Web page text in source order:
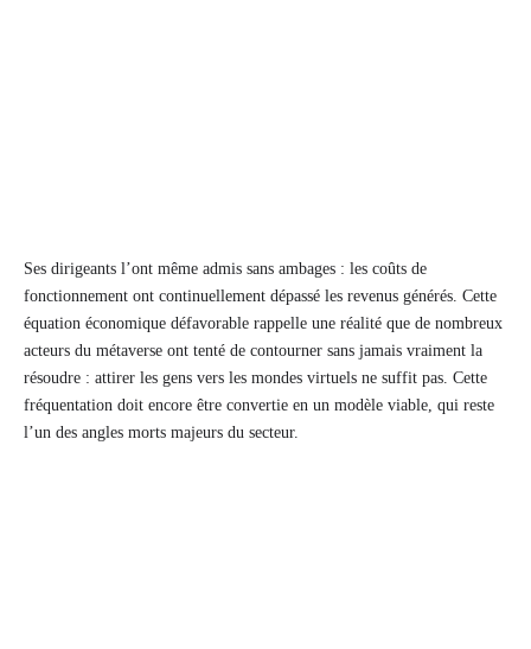
Ses dirigeants l’ont même admis sans ambages : les coûts de
fonctionnement ont continuellement dépassé les revenus générés. Cette
équation économique défavorable rappelle une réalité que de nombreux
acteurs du métaverse ont tenté de contourner sans jamais vraiment la
résoudre : attirer les gens vers les mondes virtuels ne suffit pas. Cette
fréquentation doit encore être convertie en un modèle viable, qui reste
l’un des angles morts majeurs du secteur.